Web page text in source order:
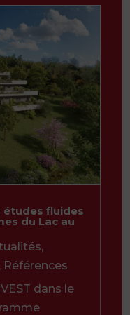
études fluides
du Lac au
,
, Références
dans le